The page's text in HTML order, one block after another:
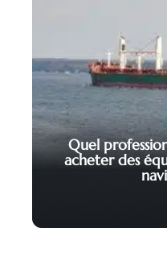
Quel
acheter des